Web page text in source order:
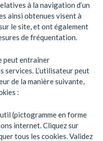
à la navigation d’un
ainsi obtenues visent à
le site, et ont également
de fréquentation.
peut entraîner
services. L’utilisateur peut
de la manière suivante,
:
(pictogramme en forme
internet. Cliquez sur
tous les cookies. Validez